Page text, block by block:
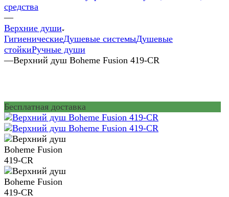
средства
—
Верхние души
ГигиеническиеДушевые системыДушевые
стойкиРучные души
—Верхний душ Boheme Fusion 419-CR
Бесплатная доставка